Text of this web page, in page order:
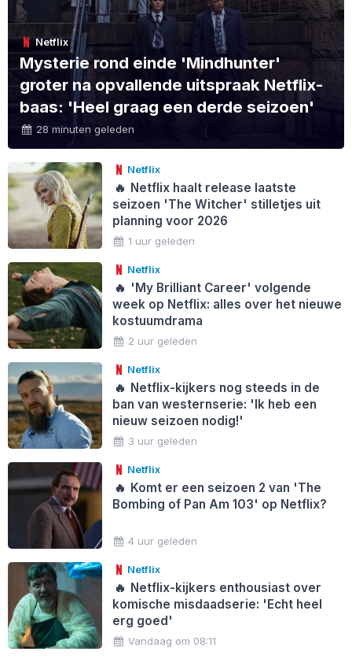
Netflix
Mysterie rond einde 'Mindhunter'
groter na opvallende uitspraak Netflix-
baas: 'Heel graag een derde seizoen'
28 minuten geleden
Netflix
🔥 Netflix haalt release laatste
seizoen 'The Witcher' stilletjes uit
planning voor 2026
1 uur geleden
Netflix
🔥 'My Brilliant Career' volgende
week op Netflix: alles over het nieuwe
kostuumdrama
2 uur geleden
Netflix
🔥 Netflix-kijkers nog steeds in de
ban van westernserie: 'Ik heb een
nieuw seizoen nodig!'
3 uur geleden
Netflix
🔥 Komt er een seizoen 2 van 'The
Bombing of Pan Am 103' op Netflix?
4 uur geleden
Netflix
🔥 Netflix-kijkers enthousiast over
komische misdaadserie: 'Echt heel
erg goed'
Vandaag om 08:11